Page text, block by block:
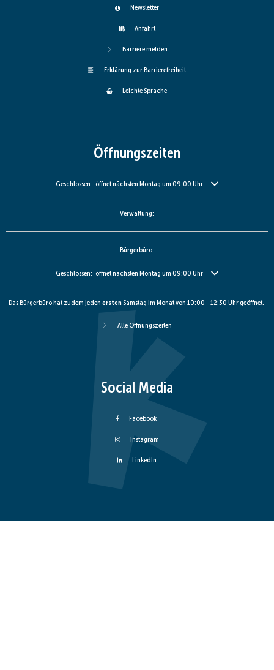
Newsletter
Anfahrt
Barriere melden
Erklärung zur Barrierefreiheit
Leichte Sprache
Öffnungszeiten
Klicken, um weitere Öffnungs- oder Schließzeiten auszublenden
Geschlossen: öffnet nächsten Montag um 09:00 Uhr
Verwaltung:
Bürgerbüro:
Klicken, um weitere Öffnungs- oder Schließzeiten auszublenden
Geschlossen: öffnet nächsten Montag um 09:00 Uhr
Das Bürgerbüro hat zudem jeden ersten Samstag im Monat von 10:00 - 12:30 Uhr geöffnet.
Alle Öffnungszeiten
Social Media
Facebook
Instagram
LinkedIn